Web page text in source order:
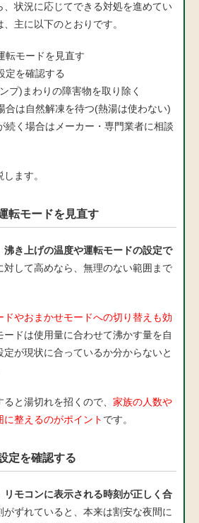
、状況に応じてできる対処を進めてい
主に以下のとおりです。
転モードを見直す
定を確認する
プ)まわりの障害物を取り除く
合は自然解凍を待つ(熱湯は使わない)
続く場合はメーカー・専門業者に相談
ます。
転モードを見直す
沸き上げの温度や運転モードの設定で
対して高めなら、無理のない範囲まで
ドやおまかせモードへの切り替えも効
ードは使用量に合わせて沸かす量を自
が現状に合っているか分からないと
と湯切れを招くので、 家族の人数や
整えるのがポイント です。
定を確認する
リモコンに表示される時刻が正しく合
がずれていると、本来は割安な夜間に